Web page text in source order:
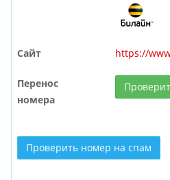
Сайт https://
Перенос
номера
Проверить номер на спам